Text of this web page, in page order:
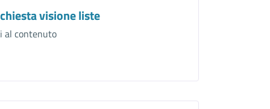
visione liste
al contenuto